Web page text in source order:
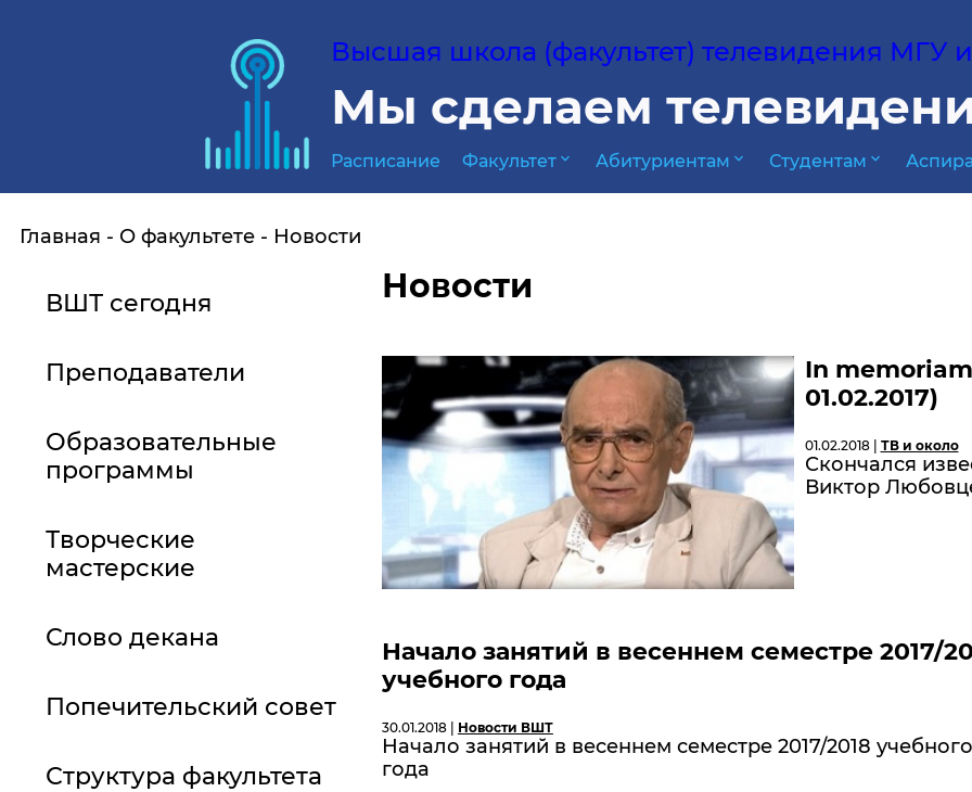
Высшая школа (факультет) телевидения МГУ
Мы сделаем
Расписание Факультет expand_more Абитуриентам expand_more Студентам expand_more
Главная О факультете Новости
ВШТ сегодня
Преподаватели
Образовательные
программы
Творческие
мастерские
Слово декана
Попечительский совет
Структура факультета
Новости
In
01.02.2017)
01.02.2018 | ТВ и около
Скончался
Виктор
Начало занятий в весеннем семестре 2017/
учебного года
30.01.2018 | Новости ВШТ
Начало занятий в весеннем семестре 2017/2018 учебного
года